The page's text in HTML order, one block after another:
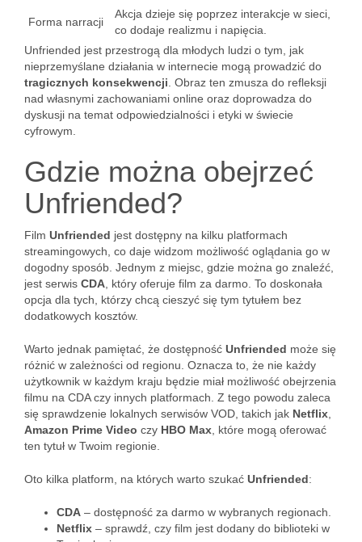
Forma narracji
Akcja dzieje się poprzez interakcje w sieci,
co dodaje realizmu i napięcia.
Unfriended jest przestrogą dla młodych ludzi o tym, jak
nieprzemyślane działania w internecie mogą prowadzić do
tragicznych konsekwencji . Obraz ten zmusza do refleksji
nad własnymi zachowaniami online oraz doprowadza do
dyskusji na temat odpowiedzialności i etyki w świecie
cyfrowym.
Gdzie można obejrzeć
Unfriended?
Film Unfriended jest dostępny na kilku platformach
streamingowych, co daje widzom możliwość oglądania go w
dogodny sposób. Jednym z miejsc, gdzie można go znaleźć,
jest serwis CDA , który oferuje film za darmo. To doskonała
opcja dla tych, którzy chcą cieszyć się tym tytułem bez
dodatkowych kosztów.
Warto jednak pamiętać, że dostępność Unfriended może się
różnić w zależności od regionu. Oznacza to, że nie każdy
użytkownik w każdym kraju będzie miał możliwość obejrzenia
filmu na CDA czy innych platformach. Z tego powodu zaleca
się sprawdzenie lokalnych serwisów VOD, takich jak Netflix
Amazon Prime Video czy HBO Max , które mogą oferować
ten tytuł w Twoim regionie.
Oto kilka platform, na których warto szukać Unfriended:
CDA – dostępność za darmo w wybranych regionach.
Netflix – sprawdź, czy film jest dodany do biblioteki w